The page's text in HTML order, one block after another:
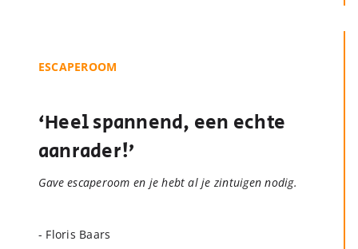
ESCAPEROOM
‘Heel spannend, een echte
aanrader!’
Gave escaperoom en je hebt al je zintuigen nodig.
- Floris Baars